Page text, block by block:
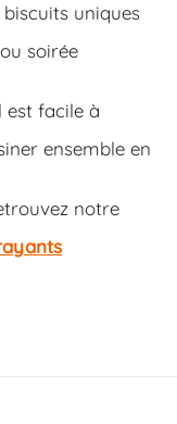
uniques
soirée
est facile à
ensemble en
notre